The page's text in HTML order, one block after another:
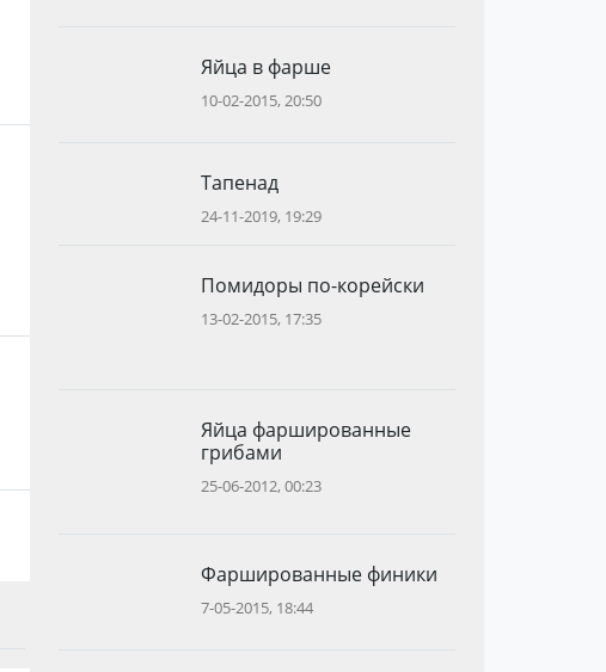
Яйца в фарше
10-02-2015, 20:50
Тапенад
24-11-2019, 19:29
Помидоры по-корейски
13-02-2015, 17:35
Яйца фаршированные
грибами
25-06-2012, 00:23
Фаршированные финики
7-05-2015, 18:44